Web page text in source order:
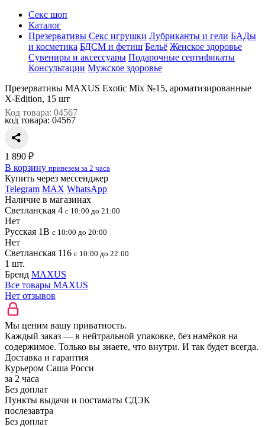
Секс шоп
Каталог
Презервативы Секс игрушки Лубриканты и гели БАДы
и косметика БДСМ и фетиш Бельё Женское здоровье
Сувениры и аксессуары Подарочные сертификаты
Консультации Мужское здоровье
Презервативы MAXUS Exotic Mix №15, ароматизированные
X-Edition, 15 шт
Код товара: 04567
код товара: 04567
1 890 ₽
В корзину привезем за 2 часа
Купить через мессенджер
Telegram MAX WhatsApp
Наличие в магазинах
Светланская 4 с 10:00 до 21:00
Нет
Русская 1В с 10:00 до 20:00
Нет
Светланская 116 с 10:00 до 22:00
1 шт.
Бренд MAXUS
Все товары MAXUS
Нет отзывов
Мы ценим вашу приватность.
Каждый заказ — в нейтральной упаковке, без намёков на
содержимое. Только вы знаете, что внутри. И так будет всегда.
Доставка и гарантия
Курьером Саша Росси
за 2 часа
Без доплат
Пункты выдачи и постаматы СДЭК
послезавтра
Без доплат